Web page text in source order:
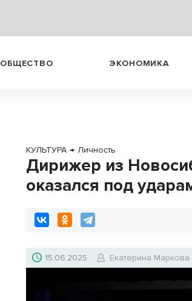
ОБЩЕСТВО ЭКОНОМИКА
КУЛЬТУРА → Личность
Дирижер из
оказался под
15.06.2025 Екатерина Маркова